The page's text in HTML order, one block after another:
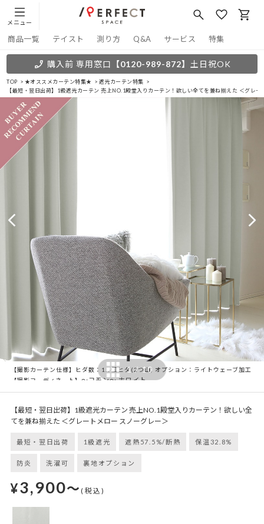
メニュー
商品一覧 テイスト 測り方 Q&A サービス 特集
購入前 専用窓口 【0120-989-872】 土日祝OK
TOP ★オススメカーテン特集★
遮光カーテン特集
【最短・翌日出荷】1級遮光カーテン 売上NO.1殿堂入りカーテン！欲しい全てを兼ね揃えた ＜グレ
【撮影カーテン仕様】ヒダ数：1.5倍ヒダ(2つ山) オプション：ライトウェーブ加工
【撮影コーディネート】 ～コモン～ ホワイト
1/10
【最短・翌日出荷】1級遮光カーテン 売上NO.1殿堂入りカーテン！欲しい全
てを兼ね揃えた ＜グレートメロー スノーグレー＞
最短・翌日出荷 1級遮光 遮熱57.5%/断熱 保温32.8%
防炎 洗濯可 裏地オプション
¥3,900～(税込)